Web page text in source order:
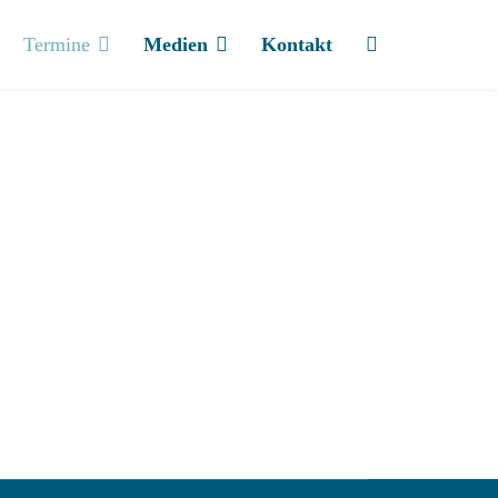
Termine Medien Kontakt